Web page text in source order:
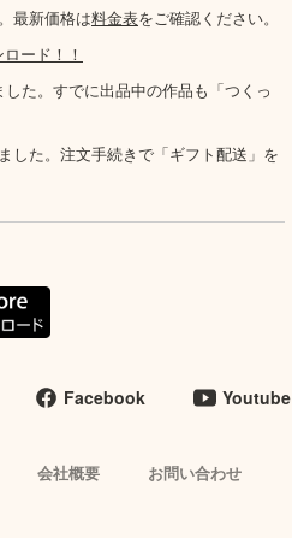
最新価格は料金表をご確認ください。
ード！！
た。すでに出品中の作品も「つくっ
した。注文手続きで「ギフト配送」を
Facebook Youtube
会社概要 お問い合わせ